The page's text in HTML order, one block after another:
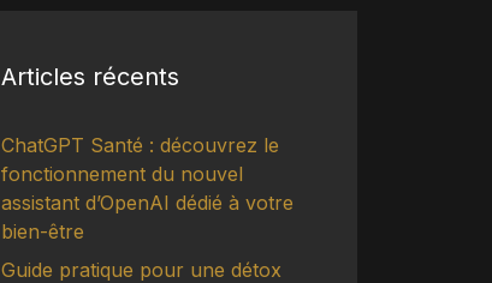
Articles récents
ChatGPT Santé : découvrez le
fonctionnement du nouvel
assistant d’OpenAI dédié à votre
bien-être
Guide pratique pour une détox